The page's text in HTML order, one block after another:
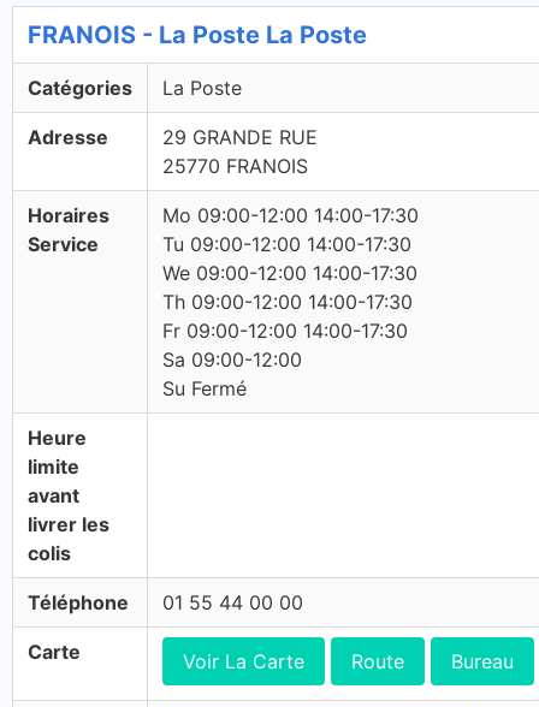
FRANOIS - La Poste La Poste
Catégories La Poste
Adresse
29 GRANDE RUE
25770 FRANOIS
Horaires
Service
Mo 09:00-12:00 14:00-17:30
Tu 09:00-12:00 14:00-17:30
We 09:00-12:00 14:00-17:30
Th 09:00-12:00 14:00-17:30
Fr 09:00-12:00 14:00-17:30
Sa 09:00-12:00
Su Fermé
Heure
limite
avant
livrer les
colis
Téléphone 01 55 44 00 00
Carte Voir La Carte Route Bureau